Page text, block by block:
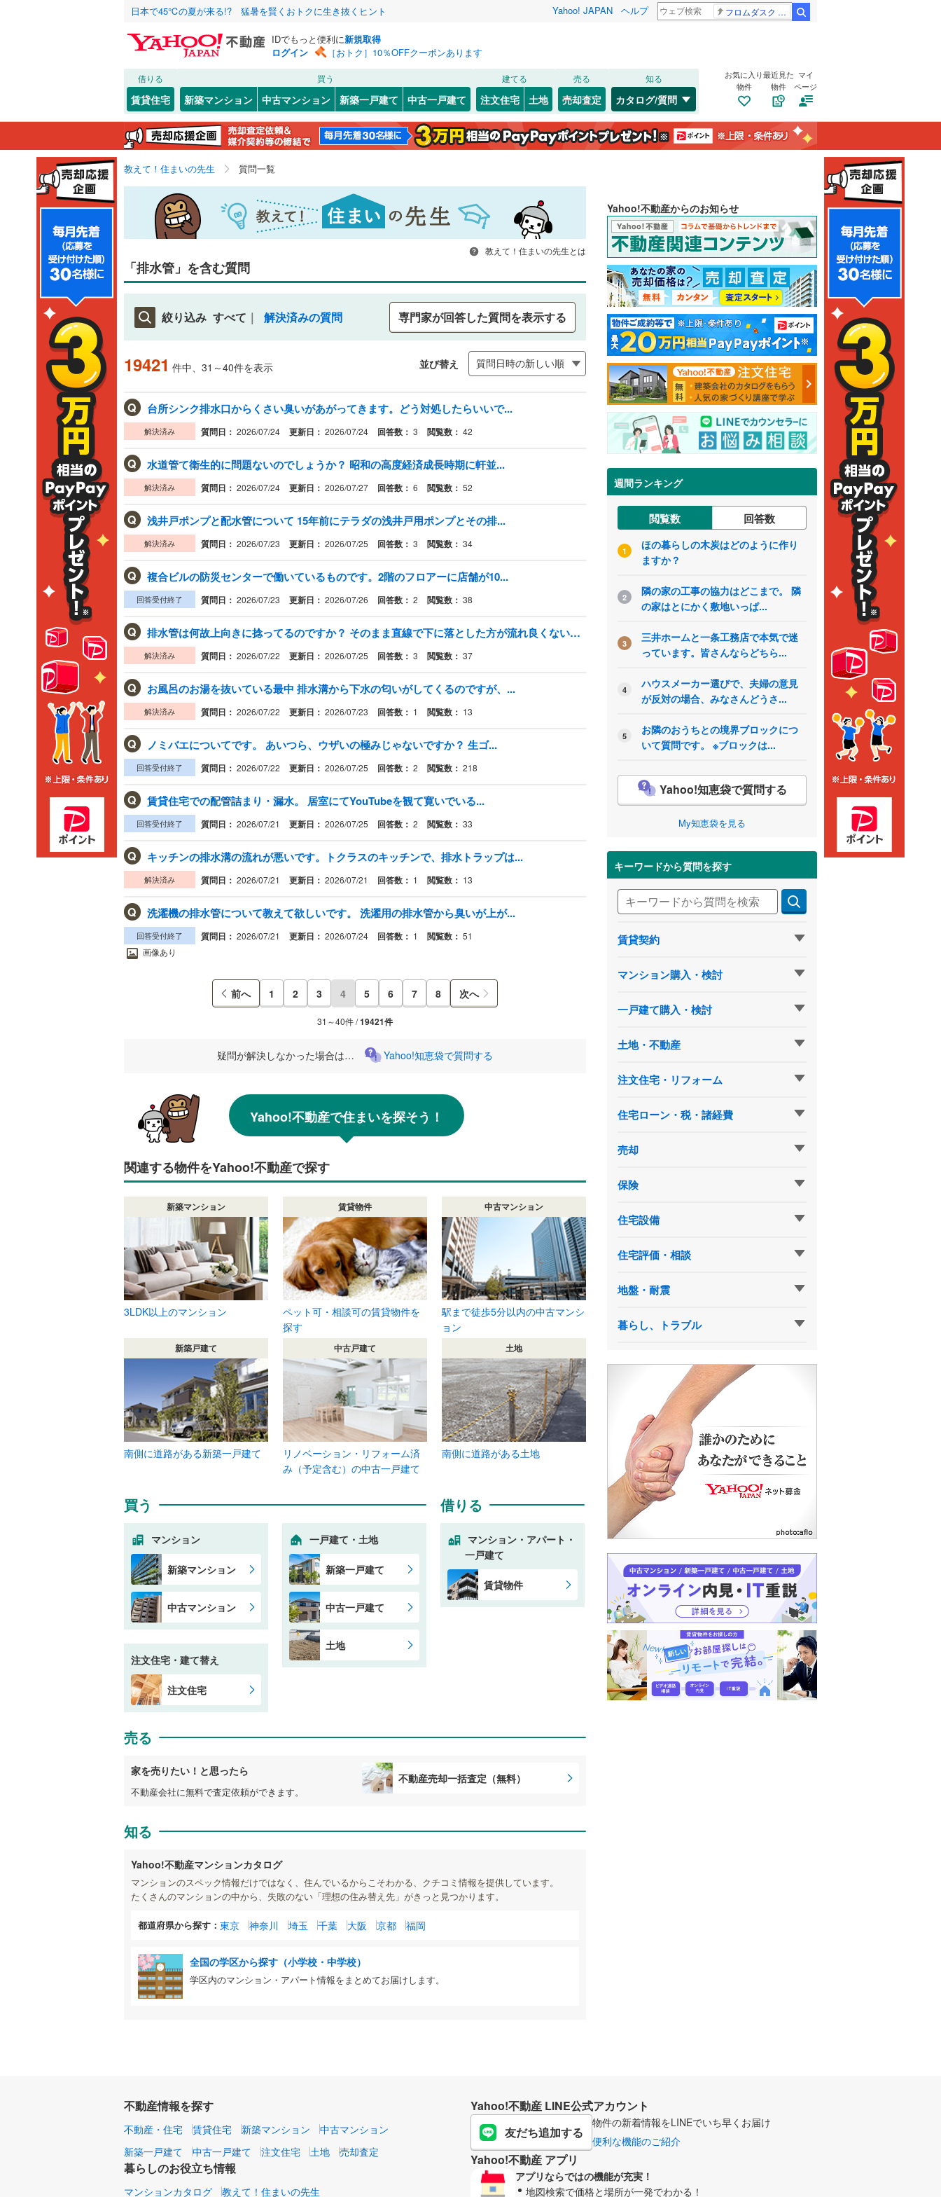
日本で45℃の夏が来る!? 猛暑を賢くおトクに生き抜くヒント Yahoo! JAPAN ヘルプ フロムダスク CBC賞
IDでもっと便利に新規取得
ログイン
［おトク］10％OFFクーポンあります
借りる
賃貸住宅
買う
新築マンション 中古マンション 新築一戸建て 中古一戸建て
建てる
注文住宅 土地
売る
売却査定
知る
カタログ/質問
お気に入り
物件
最近見た
物件
マイ
ページ
教えて！住まいの先生 質問一覧
教えて！住まいの先生とは
「排水管」を含む質問
絞り込み すべて 解決済みの質問 専門家が回答した質問を表示する
19421 件中、31～40件を表示 並び替え
Q 台所シンク排水口からくさい臭いがあがってきます。どう対処したらいいで...
解決済み 質問日： 2026/07/24 更新日： 2026/07/24 回答数： 3 閲覧数： 42
Q 水道管て衛生的に問題ないのでしょうか？ 昭和の高度経済成長時期に軒並...
解決済み 質問日： 2026/07/24 更新日： 2026/07/27 回答数： 6 閲覧数： 52
Q 浅井戸ポンプと配水管について 15年前にテラダの浅井戸用ポンプとその排...
解決済み 質問日： 2026/07/23 更新日： 2026/07/25 回答数： 3 閲覧数： 34
Q 複合ビルの防災センターで働いているものです。2階のフロアーに店舗が10...
回答受付終了 質問日： 2026/07/23 更新日： 2026/07/26 回答数： 2 閲覧数： 38
Q 排水管は何故上向きに捻ってるのですか？ そのまま直線で下に落とした方が流れ良くないですか？
解決済み 質問日： 2026/07/22 更新日： 2026/07/25 回答数： 3 閲覧数： 37
Q お風呂のお湯を抜いている最中 排水溝から下水の匂いがしてくるのですが、...
解決済み 質問日： 2026/07/22 更新日： 2026/07/23 回答数： 1 閲覧数： 13
Q ノミバエについてです。 あいつら、ウザいの極みじゃないですか？ 生ゴ...
回答受付終了 質問日： 2026/07/22 更新日： 2026/07/25 回答数： 2 閲覧数： 218
Q 賃貸住宅での配管詰まり・漏水。 居室にてYouTubeを観て寛いでいる...
回答受付終了 質問日： 2026/07/21 更新日： 2026/07/25 回答数： 2 閲覧数： 33
Q キッチンの排水溝の流れが悪いです。トクラスのキッチンで、排水トラップは...
解決済み 質問日： 2026/07/21 更新日： 2026/07/21 回答数： 1 閲覧数： 13
Q 洗濯機の排水管について教えて欲しいです。 洗濯用の排水管から臭いが上が...
回答受付終了 質問日： 2026/07/21 更新日： 2026/07/24 回答数： 1 閲覧数： 51
画像あり
前へ 1 2 3 4 5 6 7 8 次へ
31～40件 /19421件
疑問が解決しなかった場合は… Yahoo!知恵袋で質問する
Yahoo!不動産で住まいを探そう！
関連する物件をYahoo!不動産で探す
新築マンション
3LDK以上のマンション
賃貸物件
ペット可・相談可の賃貸物件を
探す
中古マンション
駅まで徒歩5分以内の中古マンシ
ョン
新築戸建て
南側に道路がある新築一戸建て
中古戸建て
リノベーション・リフォーム済
み（予定含む）の中古一戸建て
土地
南側に道路がある土地
買う
マンション
新築マンション
中古マンション
注文住宅・建て替え
注文住宅
一戸建て・土地
新築一戸建て
中古一戸建て
土地
借りる
マンション・アパート・
一戸建て
賃貸物件
売る
家を売りたい！と思ったら
不動産会社に無料で査定依頼ができます。
不動産売却一括査定（無料）
知る
Yahoo!不動産マンションカタログ
マンションのスペック情報だけではなく、住んでいるからこそわかる、クチコミ情報を提供しています。
たくさんのマンションの中から、失敗のない「理想の住み替え先」がきっと見つかります。
都道府県から探す： 東京 神奈川 埼玉 千葉 大阪 京都 福岡
全国の学区から探す（小学校・中学校）
学区内のマンション・アパート情報をまとめてお届けします。
Yahoo!不動産からのお知らせ
週間ランキング
閲覧数 回答数
1
ほの暮らしの木炭はどのように作り
ますか？
2
隣の家の工事の協力はどこまで。 隣
の家はとにかく敷地いっぱ...
3
三井ホームと一条工務店で本気で迷
っています。皆さんならどちら...
4
ハウスメーカー選びで、夫婦の意見
が反対の場合、みなさんどうさ...
5
お隣のおうちとの境界ブロックにつ
いて質問です。 ※ブロックは...
Yahoo!知恵袋で質問する
My知恵袋を見る
キーワードから質問を探す
賃貸契約
マンション購入・検討
一戸建て購入・検討
土地・不動産
注文住宅・リフォーム
住宅ローン・税・諸経費
売却
保険
住宅設備
住宅評価・相談
地盤・耐震
暮らし、トラブル
不動産情報を探す
不動産・住宅 賃貸住宅 新築マンション
中古マンション
新築一戸建て
中古一戸建て 注文住宅 土地 売却査定
暮らしのお役立ち情報
マンションカタログ 教えて！住まいの先生
Yahoo!不動産 LINE公式アカウント
友だち追加する
物件の新着情報をLINEでいち早くお届け
便利な機能のご紹介
Yahoo!不動産 アプリ
アプリならではの機能が充実！
地図検索で価格と場所が一発でわかる！